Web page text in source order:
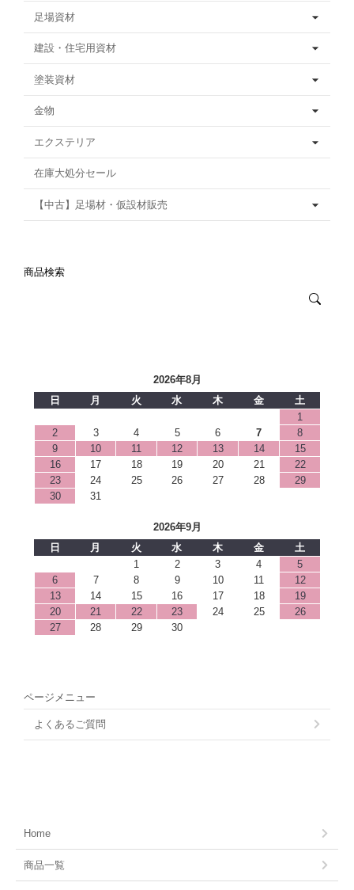
足場資材
建設・住宅用資材
塗装資材
金物
エクステリア
在庫大処分セール
【中古】足場材・仮設材販売
商品検索
2026年8月
日
月 火 水 木 金
土
1
2
3 4 5 6 7
8
9
10 11 12 13 14
15
16
17 18 19 20 21
22
23
24 25 26 27 28
29
30
31
2026年9月
日
月 火 水 木 金
土
1
2 3 4
5
6
7 8 9 10 11
12
13
14 15 16 17 18
19
20
21 22 23 24 25
26
27
28 29 30
ページメニュー
よくあるご質問
Home
商品一覧